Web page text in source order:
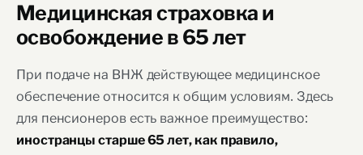
Медицинская страховка и
освобождение в 65 лет
При подаче на ВНЖ действующее медицинское
обеспечение относится к общим условиям. Здесь
для пенсионеров есть важное преимущество:
иностранцы старше 65 лет, как правило,